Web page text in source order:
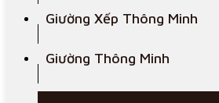
Giường Xếp Thông Minh
Giường Thông Minh